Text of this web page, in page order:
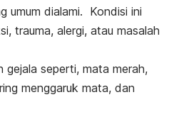
umum dialami. Kondisi ini
trauma, alergi, atau masalah
gejala seperti, mata merah,
menggaruk mata, dan